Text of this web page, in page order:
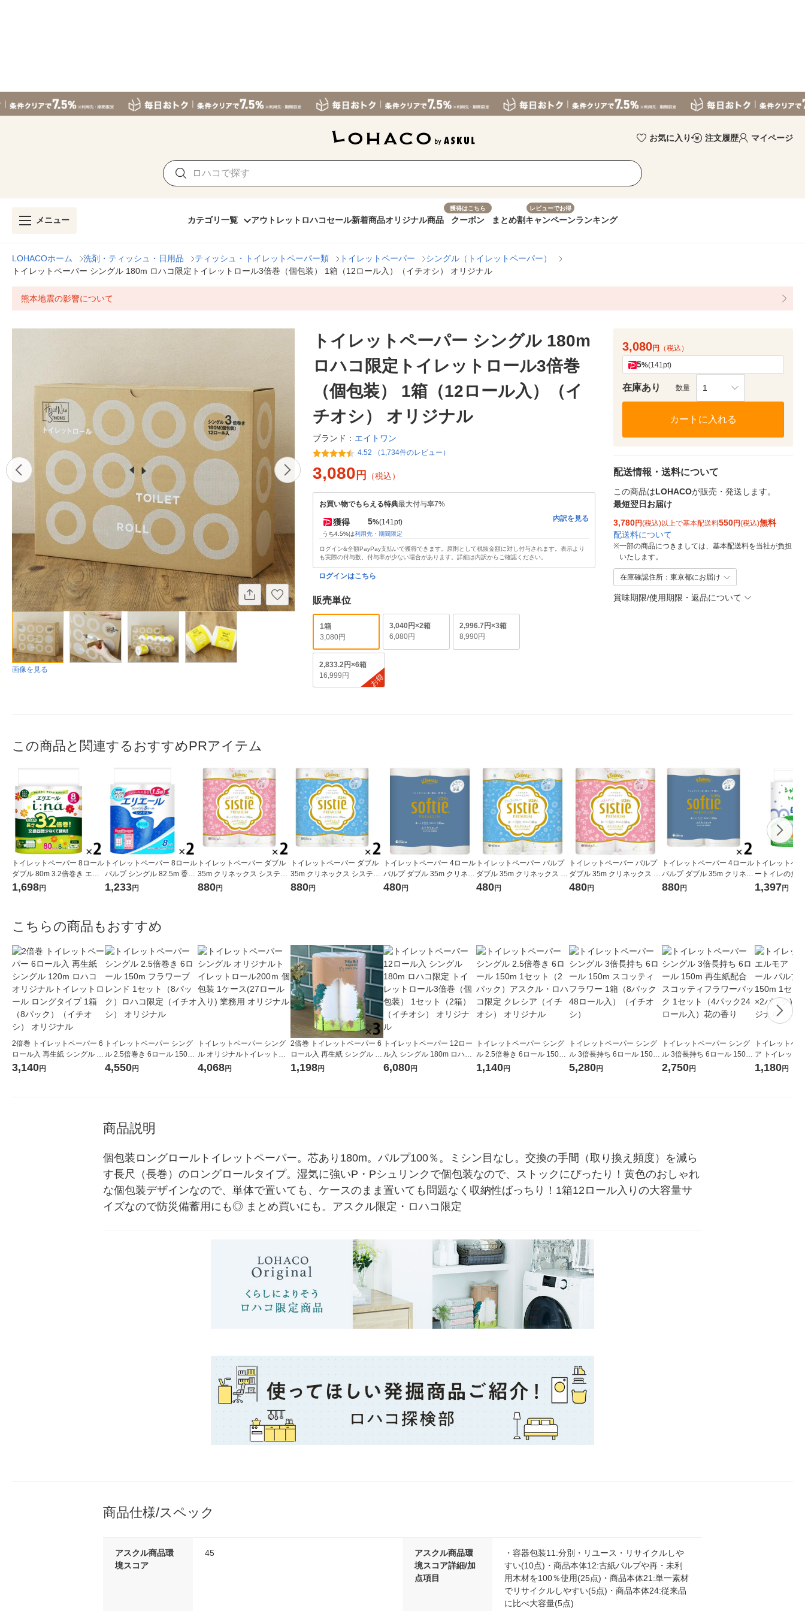
お気に入り 注文履歴 マイページ
メニュー カテゴリ一覧 アウトレット ロハコセール新着商品オリジナル商品
獲得はこちら
クーポン まとめ割
レビューでお得
キャンペーンランキング
LOHACOホーム 洗剤・ティッシュ・日用品 ティッシュ・トイレットペーパー類 トイレットペーパー
シングル（トイレットペーパー）
トイレットペーパー シングル 180m ロハコ限定トイレットロール3倍巻（個包装） 1箱（12ロール入）（イチオシ） オリジナル
熊本地震の影響について
画像を見る
トイレットペーパー シングル 180m
ロハコ限定トイレットロール3倍巻
（個包装） 1箱（12ロール入）（イ
チオシ） オリジナル
ブランド： エイトワン
4.52 （1,734件のレビュー）
3,080 円 （税込）
お買い物でもらえる特典最大付与率7%
獲得 5%(141pt)
うち4.5%は利用先・期間限定
内訳を見る
ログイン&全額PayPay支払いで獲得できます。原則として税抜金額に対し付与されます。表示より
も実際の付与数、付与率が少ない場合があります。詳細は内訳からご確認ください。
ログインはこちら
販売単位
1箱
3,080円
3,040円×2箱
6,080円
2,996.7円×3箱
8,990円
2,833.2円×6箱
16,999円
お得
3,080円 （税込）
5%(141pt)
在庫あり 数量 1
カートに入れる
配送情報・送料について
この商品はLOHACOが販売・発送します。
最短翌日お届け
3,780円(税込)以上で基本配送料550円(税込)無料
配送料について
※一部の商品につきましては、基本配送料を当社が負担
いたします。
在庫確認住所：東京都にお届け
賞味期限/使用期限・返品について
この商品と関連するおすすめPRアイテム
トイレットペーパー 8ロール
ダブル 80m 3.2倍巻き エリ
エール イーナ 1セット（8ロ
1,698円
トイレットペーパー 8ロール
パルプ シングル 82.5m 香り
つき エリエールトイレット
1,233円
トイレットペーパー ダブル
35m クリネックス システィ
ハピネスピンク 1セット（4
880円
トイレットペーパー ダブル
35m クリネックス システィ
リラックスブルー 1セット
880円
トイレットペーパー 4ロール
パルプ ダブル 35m クリネッ
クス ソフティ 1パック（4ロ
480円
トイレットペーパー パルプ
ダブル 35m クリネックス シ
スティ リラックスブルー 1
480円
トイレットペーパー パルプ
ダブル 35m クリネックス シ
スティ ハピネスピンク 1パ
480円
トイレットペーパー 4ロール
パルプ ダブル 35m クリネッ
クス ソフティ 1セット（4ロ
880円
トイレットペ
ートイレのた
トイレットペ
1,397円
こちらの商品もおすすめ
2倍巻 トイレットペーパー 6
ロール入 再生紙 シングル 12
0m ロハコオリジナルトイレ
3,140円
トイレットペーパー シング
ル 2.5倍巻き 6ロール 150m
フラワーブレンド 1セット
4,550円
トイレットペーパー シング
ル オリジナルトイレットロ
ール200ｍ 個包装 1ケース(2
4,068円
2倍巻 トイレットペーパー 6
ロール入 再生紙 シングル 12
0m ロハコオリジナルトイレ
1,198円
トイレットペーパー 12ロー
ル入 シングル 180m ロハコ
限定 トイレットロール3倍巻
6,080円
トイレットペーパー シング
ル 2.5倍巻き 6ロール 150m
1セット（2パック）アスク
1,140円
トイレットペーパー シング
ル 3倍長持ち 6ロール 150m
スコッティフラワー 1箱（8
5,280円
トイレットペーパー シング
ル 3倍長持ち 6ロール 150m
再生紙配合 スコッティフラ
2,750円
トイレットペ
ア トイレット
シングル150m 1セット(6ロ
1,180円
商品説明
個包装ロングロールトイレットペーパー。芯あり180m。パルプ100％。ミシン目なし。交換の手間（取り換え頻度）を減ら
す長尺（長巻）のロングロールタイプ。湿気に強いP・Pシュリンクで個包装なので、ストックにぴったり！黄色のおしゃれ
な個包装デザインなので、単体で置いても、ケースのまま置いても問題なく収納性ばっちり！1箱12ロール入りの大容量サ
イズなので防災備蓄用にも◎ まとめ買いにも。アスクル限定・ロハコ限定
商品仕様/スペック
アスクル商品環
境スコア
45
アスクル商品環
境スコア詳細/加
点項目
・容器包装11:分別・リユース・リサイクルしや
すい(10点)・商品本体12:古紙パルプや再・未利
用木材を100％使用(25点)・商品本体21:単一素材
でリサイクルしやすい(5点)・商品本体24:従来品
に比べ大容量(5点)